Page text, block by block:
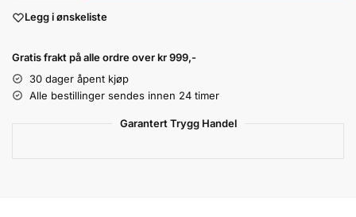
Legg i ønskeliste
Gratis frakt på alle ordre over kr 999,-
30 dager åpent kjøp
Alle bestillinger sendes innen 24 timer
Garantert Trygg Handel